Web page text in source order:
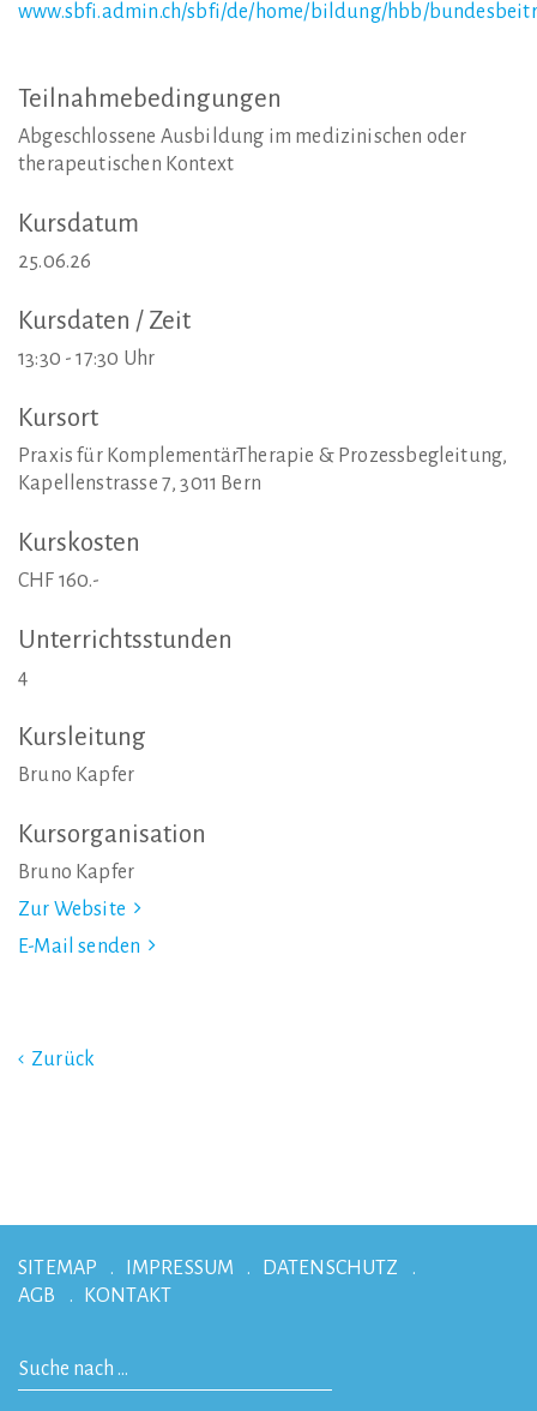
www.sbfi.admin.ch/sbfi/de/home/bildung/hbb/
Teilnahmebedingungen
Abgeschlossene Ausbildung im medizinischen oder
therapeutischen Kontext
Kursdatum
25.06.26
Kursdaten / Zeit
13:30 - 17:30 Uhr
Kursort
Praxis für KomplementärTherapie & Prozessbegleitung,
Kapellenstrasse 7, 3011 Bern
Kurskosten
CHF 160.-
Unterrichtsstunden
4
Kursleitung
Bruno Kapfer
Kursorganisation
Bruno Kapfer
Zur Website
E-Mail senden
Zurück
SITEMAP IMPRESSUM
DATENSCHUTZ
AGB
KONTAKT